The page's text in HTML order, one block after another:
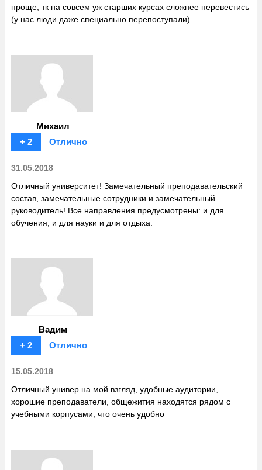
проще, тк на совсем уж старших курсах сложнее перевестись
(у нас люди даже специально перепоступали).
Михаил
+ 2
Отлично
31.05.2018
Отличный университет! Замечательный преподавательский
состав, замечательные сотрудники и замечательный
руководитель! Все направления предусмотрены: и для
обучения, и для науки и для отдыха.
Вадим
+ 2
Отлично
15.05.2018
Отличный универ на мой взгляд, удобные аудитории,
хорошие преподаватели, общежития находятся рядом с
учебными корпусами, что очень удобно